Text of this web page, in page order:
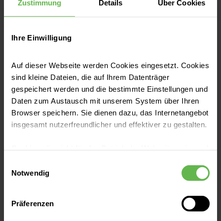
Zustimmung Details Über Cookies
Ihre Einwilligung
Auf dieser Webseite werden Cookies eingesetzt. Cookies
sind kleine Dateien, die auf Ihrem Datenträger
gespeichert werden und die bestimmte Einstellungen und
Daten zum Austausch mit unserem System über Ihren
Browser speichern. Sie dienen dazu, das Internetangebot
insgesamt nutzerfreundlicher und effektiver zu gestalten.
eingesetzt werden.
Es steht Ihnen frei, unsere Seite mit nur den notwendigen
Cookies zu benutzen, eine individuelle Auswahl
Notwendig
Präferenzen
Knochen & Muskeln
Osteochondrose: Unterschätzte
Ursache für Rückenschmerzen
Wir erklären Ihnen, wie das Krankheitsbild
aussieht, wer davon betroffen ist und welche
Jetzt lesen